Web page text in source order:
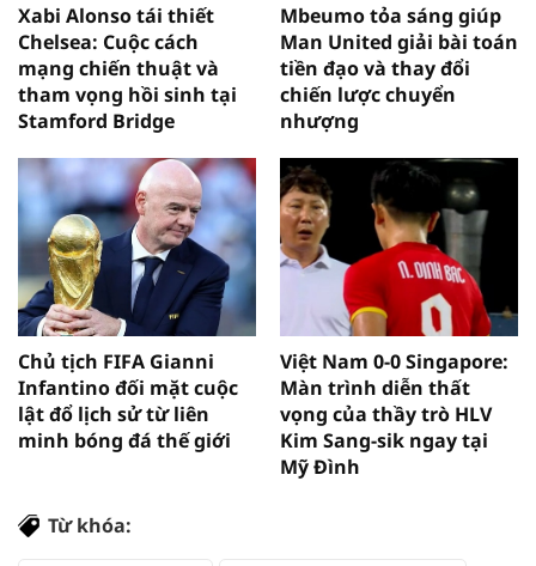
Xabi Alonso tái thiết
Chelsea: Cuộc cách
mạng chiến thuật và
tham vọng hồi sinh tại
Stamford Bridge
Mbeumo tỏa sáng giúp
Man United giải bài toán
tiền đạo và thay đổi
chiến lược chuyển
nhượng
Chủ tịch FIFA Gianni
Infantino đối mặt cuộc
lật đổ lịch sử từ liên
minh bóng đá thế giới
Việt Nam 0-0 Singapore:
Màn trình diễn thất
vọng của thầy trò HLV
Kim Sang-sik ngay tại
Mỹ Đình
Từ khóa: